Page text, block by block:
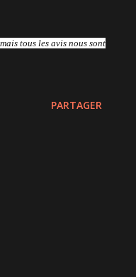
tous les avis nous sont
PARTAGER